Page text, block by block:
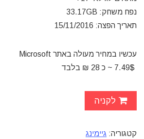
נפח משחק: 33.17GB
תאריך הפצה: 15/11/2016
עכשיו במחיר מעולה באתר Microsoft
לקניה
קטגוריה: גיימינג